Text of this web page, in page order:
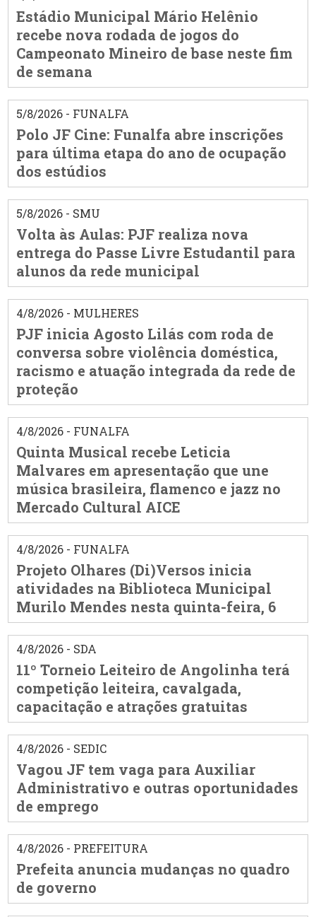
Estádio Municipal Mário Helênio
recebe nova rodada de jogos do
Campeonato Mineiro de base neste fim
de semana
5/8/2026 - FUNALFA
Polo JF Cine: Funalfa abre inscrições
para última etapa do ano de ocupação
dos estúdios
5/8/2026 - SMU
Volta às Aulas: PJF realiza nova
entrega do Passe Livre Estudantil para
alunos da rede municipal
4/8/2026 - MULHERES
PJF inicia Agosto Lilás com roda de
conversa sobre violência doméstica,
racismo e atuação integrada da rede de
proteção
4/8/2026 - FUNALFA
Quinta Musical recebe Leticia
Malvares em apresentação que une
música brasileira, flamenco e jazz no
Mercado Cultural AICE
4/8/2026 - FUNALFA
Projeto Olhares (Di)Versos inicia
atividades na Biblioteca Municipal
Murilo Mendes nesta quinta-feira, 6
4/8/2026 - SDA
11º Torneio Leiteiro de Angolinha terá
competição leiteira, cavalgada,
capacitação e atrações gratuitas
4/8/2026 - SEDIC
Vagou JF tem vaga para Auxiliar
Administrativo e outras oportunidades
de emprego
4/8/2026 - PREFEITURA
Prefeita anuncia mudanças no quadro
de governo